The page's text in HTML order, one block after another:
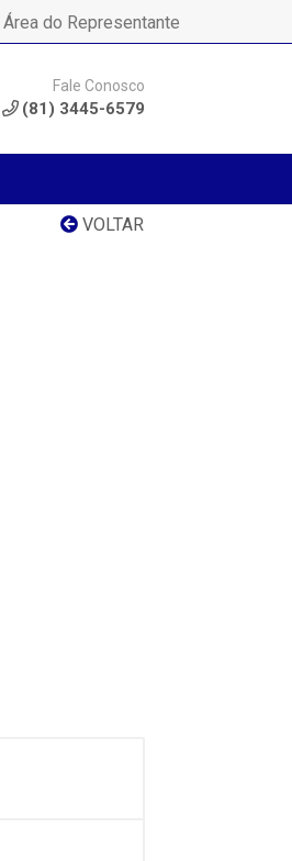
Área do Representante
Fale Conosco
(81) 3445-6579
VOLTAR